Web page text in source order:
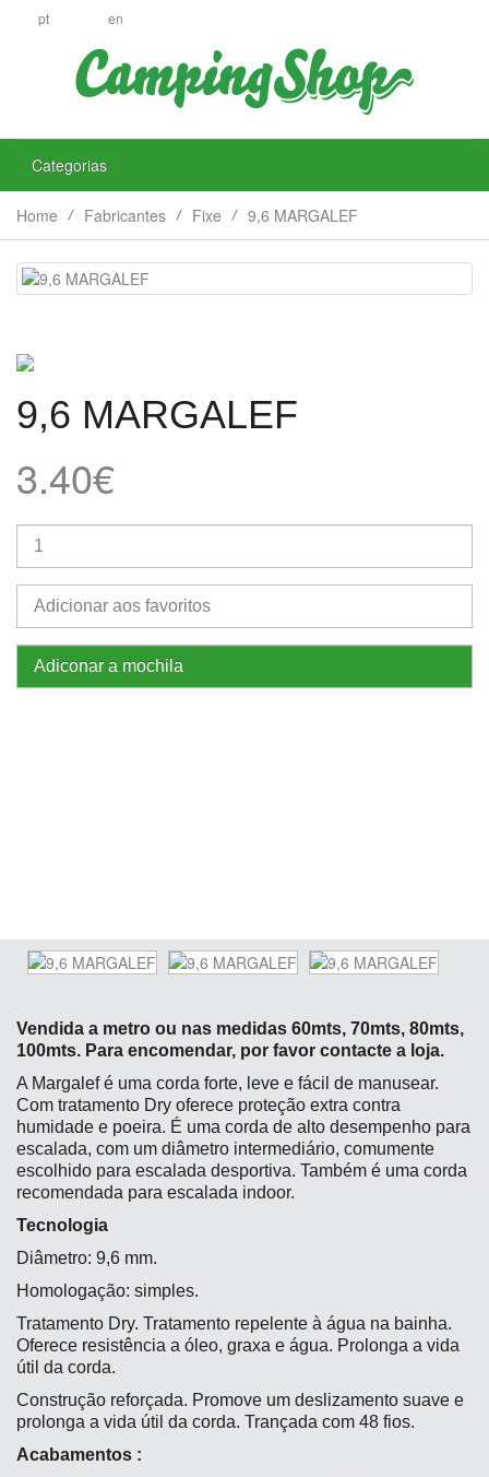
pt en
Categorias
Home Fabricantes Fixe 9,6 MARGALEF
9,6 MARGALEF
3.40€
Adicionar aos favoritos
Adiconar a mochila
Vendida a metro ou nas medidas 60mts, 70mts, 80mts,
100mts. Para encomendar, por favor contacte a loja.
A Margalef é uma corda forte, leve e fácil de manusear.
Com tratamento Dry oferece proteção extra contra
humidade e poeira. É uma corda de alto desempenho para
escalada, com um diâmetro intermediário, comumente
escolhido para escalada desportiva. Também é uma corda
recomendada para escalada indoor.
Tecnologia
Diâmetro: 9,6 mm.
Homologação: simples.
Tratamento Dry. Tratamento repelente à água na bainha.
Oferece resistência a óleo, graxa e água. Prolonga a vida
útil da corda.
Construção reforçada. Promove um deslizamento suave e
prolonga a vida útil da corda. Trançada com 48 fios.
Acabamentos :